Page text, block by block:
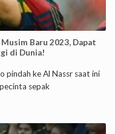
Baru 2023, Dapat
di Dunia!
pindah ke Al Nassr saat ini
sepak